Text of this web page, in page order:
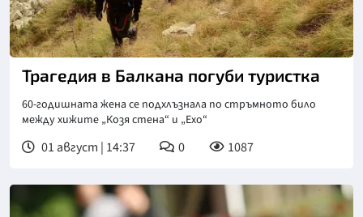
Трагедия в Балкана погуби туристка
60-годишната жена се подхлъзнала по стръмното било
между хижите „Козя стена“ и „Ехо“
01 август | 14:37 0 1087